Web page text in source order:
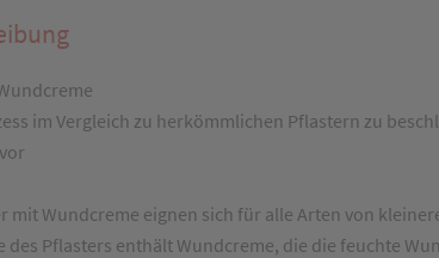
im Vergleich zu herkömmlichen Pflastern zu
mit Wundcreme eignen sich für alle Arten von
des Pflasters enthält Wundcreme, die die feuchte